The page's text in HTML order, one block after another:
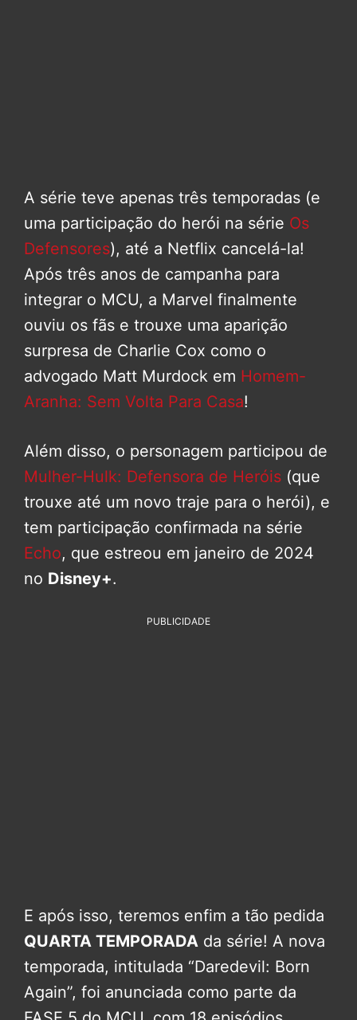
A série teve apenas três temporadas (e
uma participação do herói na série Os
Defensores), até a Netflix cancelá-la!
Após três anos de campanha para
integrar o MCU, a Marvel finalmente
ouviu os fãs e trouxe uma aparição
surpresa de Charlie Cox como o
advogado Matt Murdock em Homem-
Aranha: Sem Volta Para Casa!
Além disso, o personagem participou de
Mulher-Hulk: Defensora de Heróis (que
trouxe até um novo traje para o herói), e
tem participação confirmada na série
Echo, que estreou em janeiro de 2024
no Disney+.
PUBLICIDADE
E após isso, teremos enfim a tão pedida
QUARTA TEMPORADA da série! A nova
temporada, intitulada “Daredevil: Born
Again”, foi anunciada como parte da